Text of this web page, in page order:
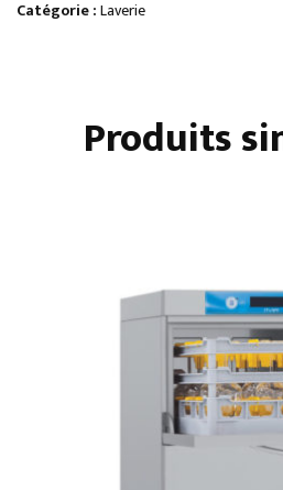
500
Catégorie :Laverie
Produits